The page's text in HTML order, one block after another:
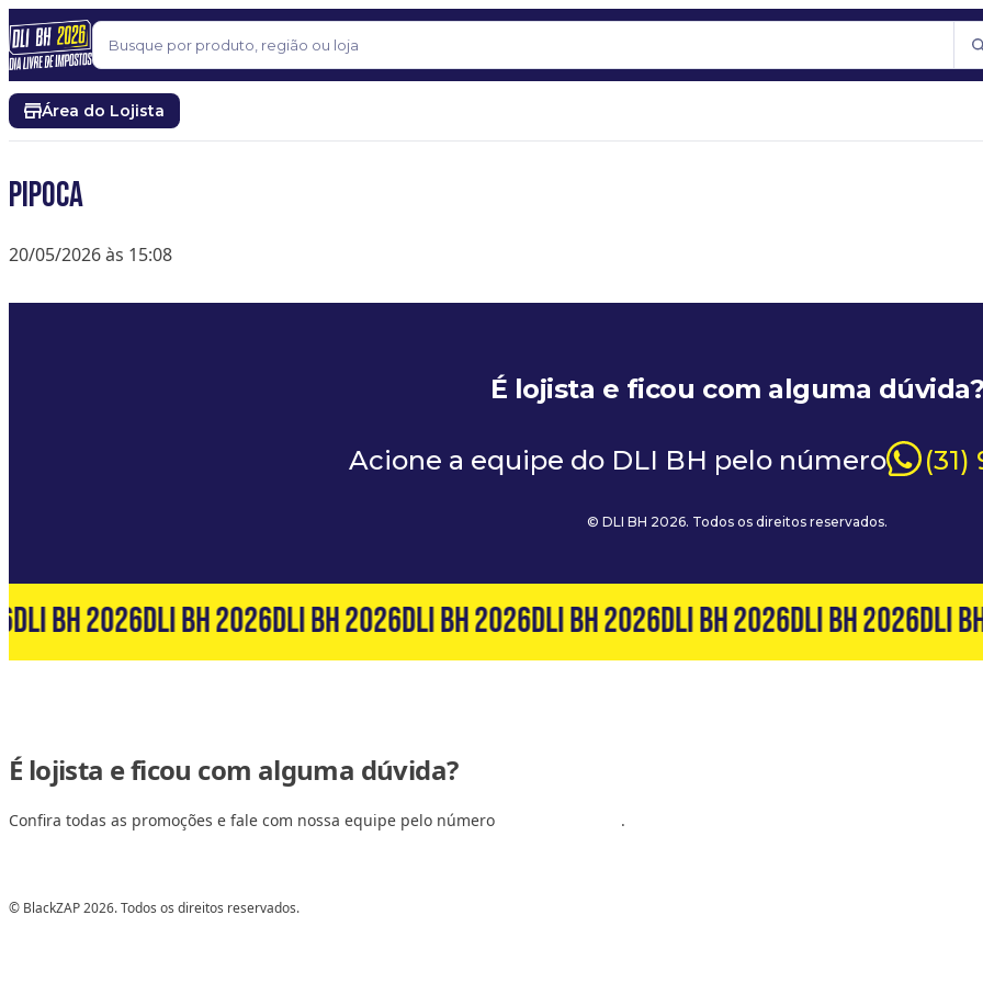
Pular para o conteúdo
Buscar
Área do Lojista
Pipoca
20/05/2026 às 15:08
É lojista e ficou com alguma dúvida?
Acione a equipe do DLI BH pelo número (31)
© DLI BH 2026. Todos os direitos reservados.
DLI BH 2026DLI BH 2026DLI BH 2026DLI BH 2026DLI BH 2026DLI BH 2026DLI BH 2026DLI
É lojista e ficou com alguma dúvida?
Confira todas as promoções e fale com nossa equipe pelo número .
© BlackZAP 2026. Todos os direitos reservados.